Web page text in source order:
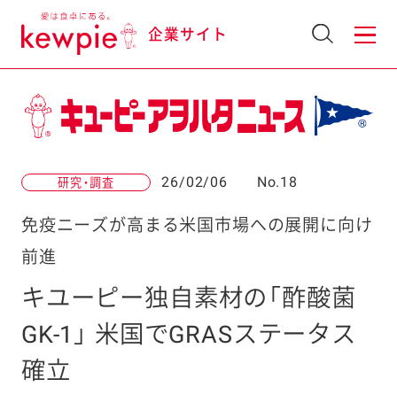
企業サイト
研究・調査 26/02/06 No.18
免疫ニーズが高まる米国市場への展開に向け
前進
キユーピー独自素材の「酢酸菌
GK-1」 米国でGRASステータス
確立